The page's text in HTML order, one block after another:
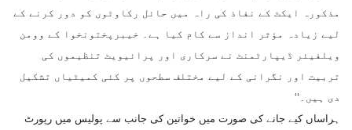
مذکورہ ایکٹ کے نفاذ کی راہ میں حائل رکاوٹوں کو دور کرنے کے
لیے زیادہ مؤثر انداز سے کام کیا ہے۔ خیبرپختونخوا کے وومن
ویلفیئر ڈیپارٹمنٹ نے سرکاری اور پرائیویٹ تنظیموں کی
تربیت اور نگرانی کے لیے مختلف سطحوں پر کئی کمیٹیاں تشکیل
دی ہیں۔‘‘
ہراساں کیے جانے کی صورت میں خواتین کی جانب سے پولیس میں رپورٹ